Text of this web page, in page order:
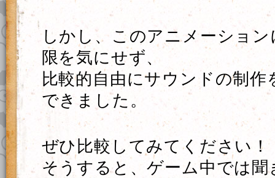
しかし、このアニメーショ
限を気にせず、
比較的自由にサウンドの制作
できました。
ぜひ比較してみてください！
そうすると、ゲーム中では